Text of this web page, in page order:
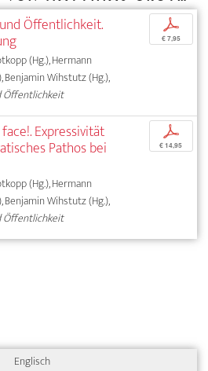
Öffentlichkeit.
(Hg.), Hermann
Benjamin Wihstutz (Hg.),
Öffentlichkeit
p
€ 7,95
Expressivität
Pathos bei
(Hg.), Hermann
Benjamin Wihstutz (Hg.),
Öffentlichkeit
p
€ 14,95
Englisch